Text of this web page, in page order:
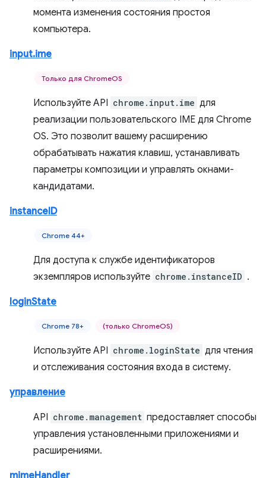
момента изменения состояния простоя
компьютера.
input.ime
Только для ChromeOS
Используйте API chrome.input.ime для
реализации пользовательского IME для Chrome
OS. Это позволит вашему расширению
обрабатывать нажатия клавиш, устанавливать
параметры композиции и управлять окнами-
кандидатами.
instanceID
Chrome 44+
Для доступа к службе идентификаторов
экземпляров используйте chrome.instanceID .
loginState
Chrome 78+ (только ChromeOS)
Используйте API chrome.loginState для чтения
и отслеживания состояния входа в систему.
управление
API chrome.management предоставляет способы
управления установленными приложениями и
расширениями.
mimeHandler